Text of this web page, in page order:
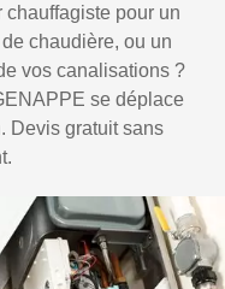
pour un
chaudière, ou un
vos canalisations ?
se déplace
Devis gratuit sans